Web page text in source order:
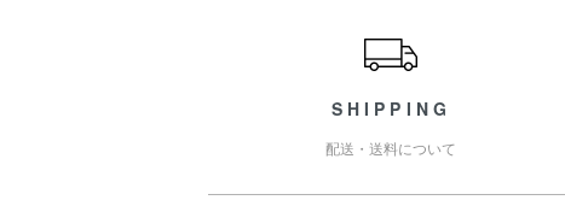
SHIPPING
配送・送料について